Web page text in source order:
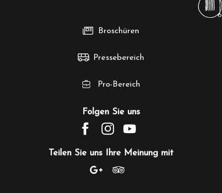
Folgen Sie uns
Teilen Sie uns Ihre Meinung mit
Broschüren
Pressebereich
Pro-Bereich